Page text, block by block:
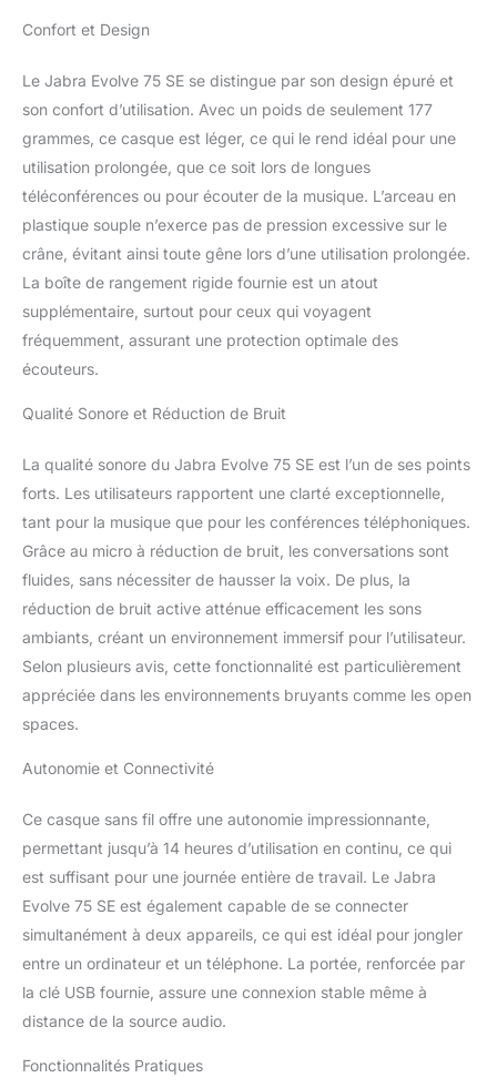
Confort et Design
Le Jabra Evolve 75 SE se distingue par son design épuré et
son confort d’utilisation. Avec un poids de seulement 177
grammes, ce casque est léger, ce qui le rend idéal pour une
utilisation prolongée, que ce soit lors de longues
téléconférences ou pour écouter de la musique. L’arceau en
plastique souple n’exerce pas de pression excessive sur le
crâne, évitant ainsi toute gêne lors d’une utilisation prolongée.
La boîte de rangement rigide fournie est un atout
supplémentaire, surtout pour ceux qui voyagent
fréquemment, assurant une protection optimale des
écouteurs.
Qualité Sonore et Réduction de Bruit
La qualité sonore du Jabra Evolve 75 SE est l’un de ses points
forts. Les utilisateurs rapportent une clarté exceptionnelle,
tant pour la musique que pour les conférences téléphoniques.
Grâce au micro à réduction de bruit, les conversations sont
fluides, sans nécessiter de hausser la voix. De plus, la
réduction de bruit active atténue efficacement les sons
ambiants, créant un environnement immersif pour l’utilisateur.
Selon plusieurs avis, cette fonctionnalité est particulièrement
appréciée dans les environnements bruyants comme les open
spaces.
Autonomie et Connectivité
Ce casque sans fil offre une autonomie impressionnante,
permettant jusqu’à 14 heures d’utilisation en continu, ce qui
est suffisant pour une journée entière de travail. Le Jabra
Evolve 75 SE est également capable de se connecter
simultanément à deux appareils, ce qui est idéal pour jongler
entre un ordinateur et un téléphone. La portée, renforcée par
la clé USB fournie, assure une connexion stable même à
distance de la source audio.
Fonctionnalités Pratiques